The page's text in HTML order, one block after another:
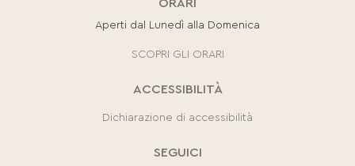
ORARI
Aperti dal Lunedì alla Domenica
SCOPRI GLI ORARI
ACCESSIBILITÀ
Dichiarazione di accessibilità
SEGUICI